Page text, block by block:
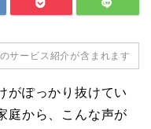
サービス紹介が含まれます
がぽっかり抜けてい
から、こんな声が